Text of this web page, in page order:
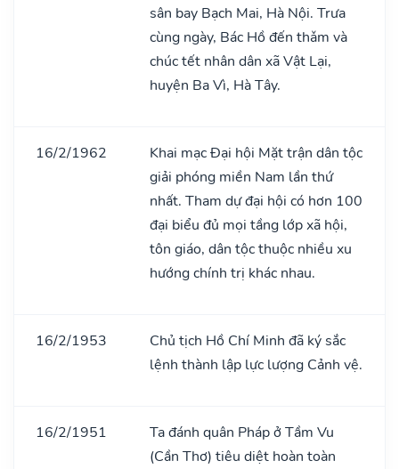
sân bay Bạch Mai, Hà Nội. Trưa
cùng ngày, Bác Hồ đến thǎm và
chúc tết nhân dân xã Vật Lại,
huyện Ba Vì, Hà Tây.
16/2/1962
Khai mạc Đại hội Mặt trận dân tộc
giải phóng miền Nam lần thứ
nhất. Tham dự đại hội có hơn 100
đại biểu đủ mọi tầng lớp xã hội,
tôn giáo, dân tộc thuộc nhiều xu
hướng chính trị khác nhau.
16/2/1953
Chủ tịch Hồ Chí Minh đã ký sắc
lệnh thành lập lực lượng Cảnh vệ.
16/2/1951
Ta đánh quân Pháp ở Tầm Vu
(Cần Thơ) tiêu diệt hoàn toàn